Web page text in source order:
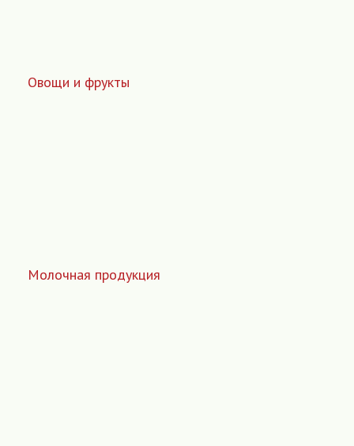
Овощи и фрукты
Молочная продукция